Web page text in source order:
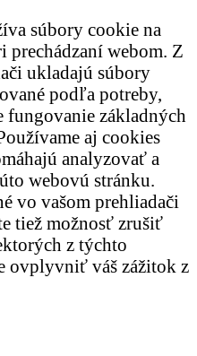
súbory cookie na
prechádzaní webom. Z
ukladajú súbory
podľa potreby,
fungovanie základných
aj cookies
analyzovať a
webovú stránku.
vo vašom prehliadači
tiež možnosť zrušiť
z týchto
ovplyvniť váš zážitok z